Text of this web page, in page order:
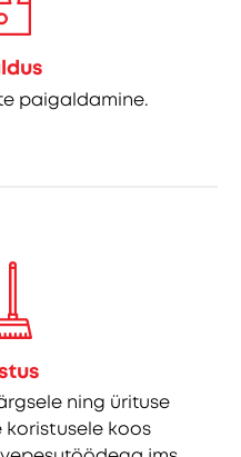
paigaldamine.
ning ürituse
koos